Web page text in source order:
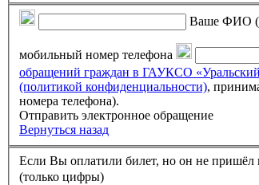
Ваше ФИО
мобильный номер телефона
обращений граждан в ГАУКСО «Уральский
(политикой конфиденциальности), принимаю её, и даю своё согласие на обработку своих персональных данных (фамилии, имени, отчества, адреса электронной почты, контактного
номера телефона).
Отправить электронное обращение
Вернуться назад
(только цифры)